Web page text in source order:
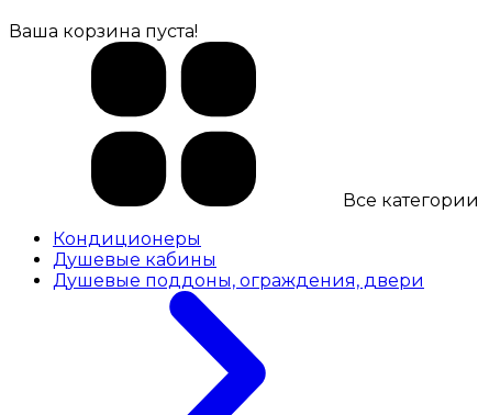
Ваша корзина пуста!
Все категории
Кондиционеры
Душевые кабины
Душевые поддоны, ограждения, двери